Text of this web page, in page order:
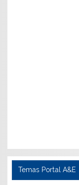
Temas Portal A&E